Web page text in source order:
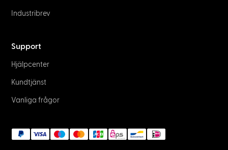
Industribrev
Support
Hjälpcenter
Kundtjänst
Vanliga frågor